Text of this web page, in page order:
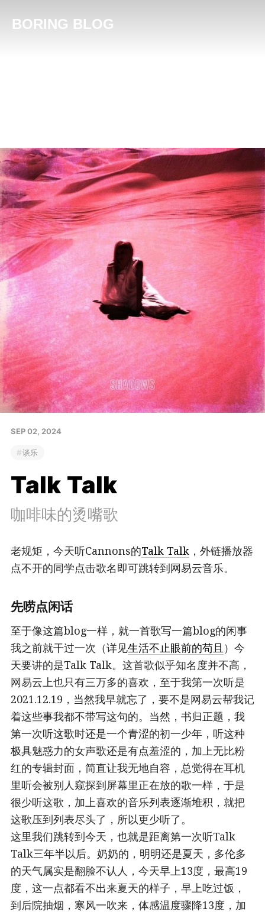
BORING BLOG
SEP 02, 2024
谈乐
Talk Talk
咖啡味的烫嘴歌
老规矩，今天听Cannons的Talk Talk ，外链播放器
点不开的同学点击歌名即可跳转到网易云音乐。
先唠点闲话
至于像这篇blog一样，就一首歌写一篇blog的闲事
我之前就干过一次（详见生活不止眼前的苟且 ）今
天要讲的是Talk Talk。这首歌似乎知名度并不高，
网易云上也只有三万多的喜欢，至于我第一次听是
2021.12.19，当然我早就忘了，要不是网易云帮我记
着这些事我都不带写这句的。当然，书归正题，我
第一次听这歌时还是一个青涩的初一少年，听这种
极具魅惑力的女声歌还是有点羞涩的，加上无比粉
红的专辑封面，简直让我无地自容，总觉得在耳机
里听会被别人窥探到屏幕里正在放的歌一样，于是
很少听这歌，加上喜欢的音乐列表逐渐堆积，就把
这歌压到列表尽头了，所以更少听了。
这里我们跳转到今天，也就是距离第一次听Talk
Talk三年半以后。奶奶的，明明还是夏天，多伦多
的天气属实是翻脸不认人，今天早上13度，最高19
度，这一点都看不出来夏天的样子，早上吃过饭，
到后院抽烟，寒风一吹来，体感温度骤降13度，加